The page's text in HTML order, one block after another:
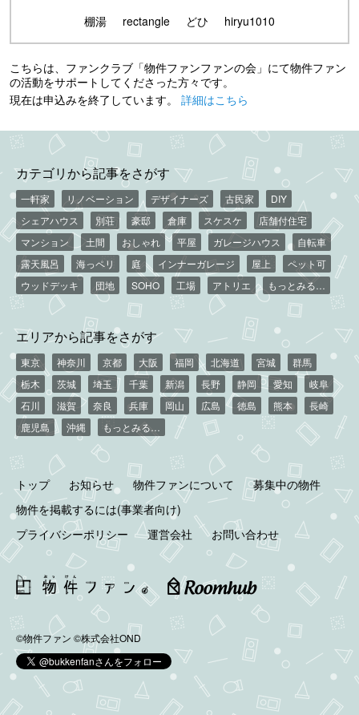
棚湯
rectangle どひ hiryu1010
こちらは、ファンクラブ「物件ファンファンの会」にて物件ファン
の活動をサポートしてくださった方々です。
現在は申込みを終了しています。 詳細はこちら
カテゴリから記事をさがす
一軒家 リノベーション デザイナーズ 古民家
DIY
シェアハウス
別荘 豪邸 倉庫 スケスケ
店舗付住宅
マンション
土間 おしゃれ 平屋 ガレージハウス
自転車
露天風呂
海っペリ 庭 インナーガレージ 屋上
ペット可
ウッドデッキ
団地 SOHO 工場 アトリエ もっとみる…
エリアから記事をさがす
東京 神奈川 京都 大阪 福岡 北海道 宮城
群馬
栃木
茨城 埼玉 千葉 新潟 長野 静岡 愛知
岐阜
石川
滋賀 奈良 兵庫 岡山 広島 徳島 熊本
長崎
鹿児島
沖縄 もっとみる…
トップ お知らせ 物件ファンについて
募集中の物件
物件を掲載するには(事業者向け)
プライバシーポリシー
運営会社 お問い合わせ
©物件ファン ©株式会社OND